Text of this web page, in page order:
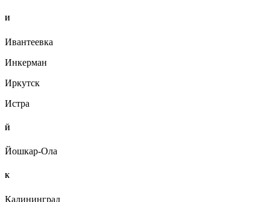
И
Ивантеевка
Инкерман
Иркутск
Истра
Й
Йошкар-Ола
К
Калининград